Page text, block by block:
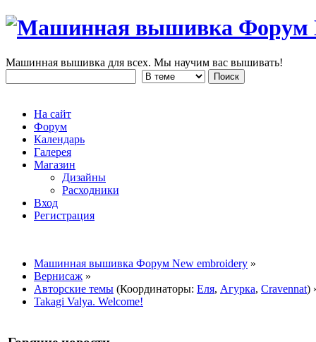
Машинная вышивка для всех. Мы научим вас вышивать!
На сайт
Форум
Календарь
Галерея
Магазин
Дизайны
Расходники
Вход
Регистрация
Машинная вышивка Форум New embroidery »
Вернисаж »
Авторские темы (Координаторы: Еля, Агурка, Cravennat)
Takagi Valya. Welcome!